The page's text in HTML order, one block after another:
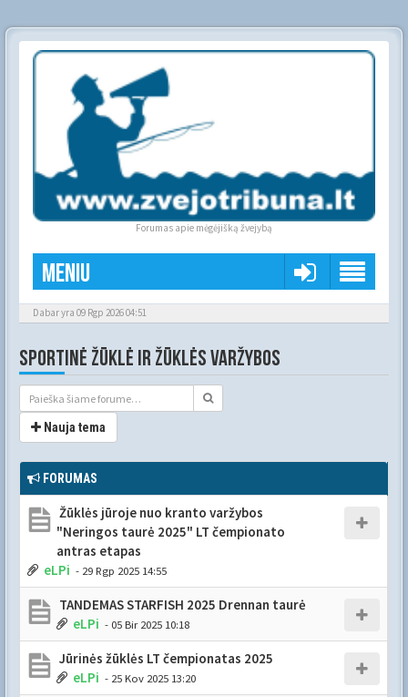
Forumas apie mėgėjišką žvejybą
Meniu
Dabar yra 09 Rgp 2026 04:51
SPORTINĖ ŽŪKLĖ IR ŽŪKLĖS VARŽYBOS
Nauja tema
FORUMAS
Žūklės jūroje nuo kranto varžybos
"Neringos taurė 2025" LT čempionato
antras etapas
eLPi - 29 Rgp 2025 14:55
TANDEMAS STARFISH 2025 Drennan taurė
eLPi - 05 Bir 2025 10:18
Jūrinės žūklės LT čempionatas 2025
eLPi - 25 Kov 2025 13:20